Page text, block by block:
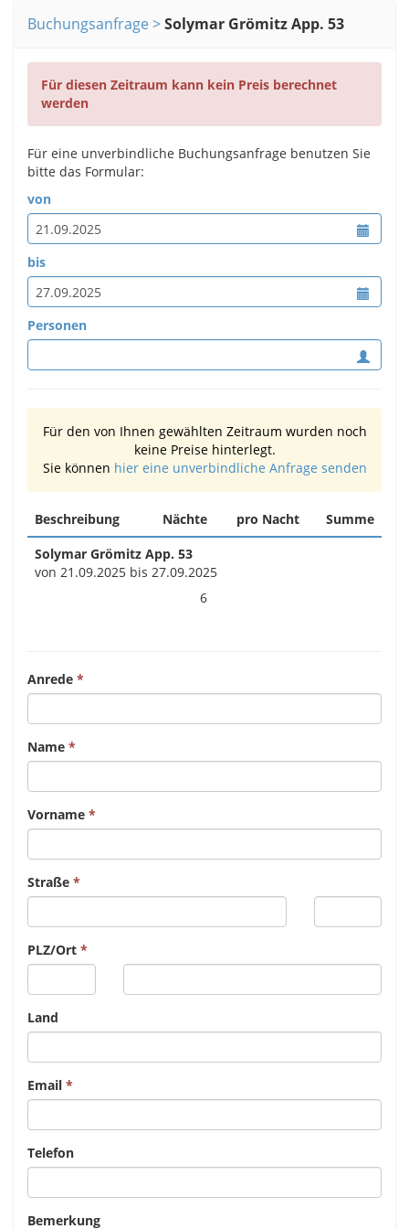
Buchungsanfrage Solymar Grömitz App. 53
Für diesen Zeitraum kann kein Preis berechnet
werden
Für eine unverbindliche Buchungsanfrage benutzen Sie
bitte das Formular:
von
bis
Personen
Für den von Ihnen gewählten Zeitraum wurden noch
keine Preise hinterlegt.
Sie können hier eine unverbindliche Anfrage senden
Beschreibung Nächte pro Nacht
Summe
Solymar Grömitz App. 53
von 21.09.2025 bis 27.09.2025
6
Anrede
Name
Vorname
Straße
PLZ/Ort
Land
Email
Telefon
Bemerkung